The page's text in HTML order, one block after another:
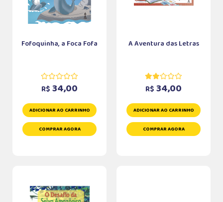
Fofoquinha, a Foca Fofa
R$ 34,00
ADICIONAR AO CARRINHO
COMPRAR AGORA
A Aventura das Letras
R$ 34,00
ADICIONAR AO CARRINHO
COMPRAR AGORA